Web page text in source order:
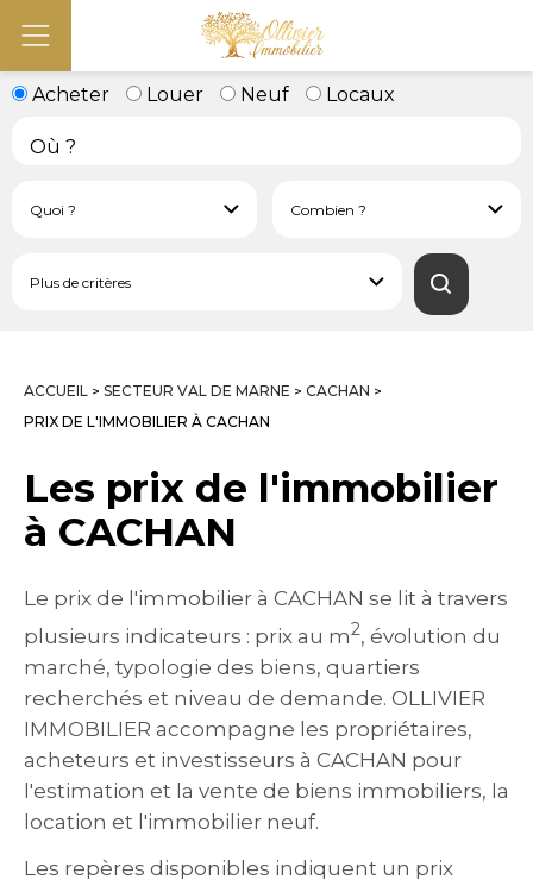
Acheter Louer Neuf Locaux
ACCUEIL > SECTEUR VAL DE MARNE > CACHAN >
PRIX DE L'IMMOBILIER À CACHAN
Les prix de l'immobilier
à CACHAN
Le prix de l'immobilier à CACHAN se lit à travers
plusieurs indicateurs : prix au m2, évolution du
marché, typologie des biens, quartiers
recherchés et niveau de demande. OLLIVIER
IMMOBILIER accompagne les propriétaires,
acheteurs et investisseurs à CACHAN pour
l'estimation et la vente de biens immobiliers, la
location et l'immobilier neuf.
Les repères disponibles indiquent un prix